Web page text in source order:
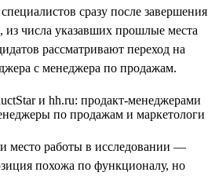
сразу после завершения
из числа указавших прошлые места
рассматривают переход на
с менеджера по продажам.
место работы в исследовании —
похожа по функционалу, но